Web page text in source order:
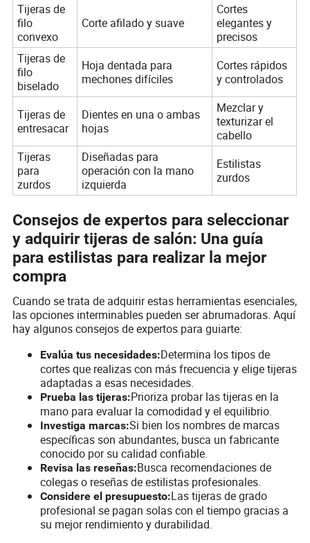
Tijeras de
filo
convexo
Corte afilado y suave
Cortes
elegantes y
precisos
Tijeras de
filo
biselado
Hoja dentada para
mechones difíciles
Cortes rápidos
y controlados
Tijeras de
entresacar
Dientes en una o ambas
hojas
Mezclar y
texturizar el
cabello
Tijeras
para
zurdos
Diseñadas para
operación con la mano
izquierda
Estilistas
zurdos
Consejos de expertos para seleccionar
y adquirir tijeras de salón: Una guía
para estilistas para realizar la mejor
compra
Cuando se trata de adquirir estas herramientas esenciales,
las opciones interminables pueden ser abrumadoras. Aquí
hay algunos consejos de expertos para guiarte:
Evalúa tus necesidades:Determina los tipos de
cortes que realizas con más frecuencia y elige tijeras
adaptadas a esas necesidades.
Prueba las tijeras:Prioriza probar las tijeras en la
mano para evaluar la comodidad y el equilibrio.
Investiga marcas:Si bien los nombres de marcas
específicas son abundantes, busca un fabricante
conocido por su calidad confiable.
Revisa las reseñas:Busca recomendaciones de
colegas o reseñas de estilistas profesionales.
Considere el presupuesto:Las tijeras de grado
profesional se pagan solas con el tiempo gracias a
su mejor rendimiento y durabilidad.